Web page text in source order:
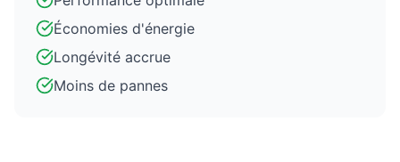
Économies d'énergie
Longévité accrue
Moins de pannes